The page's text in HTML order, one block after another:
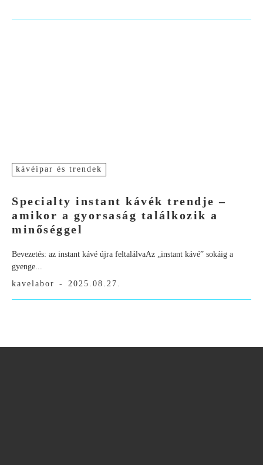
kávéipar és trendek
Specialty instant kávék trendje –
amikor a gyorsaság találkozik a
minőséggel
Bevezetés: az instant kávé újra feltalálvaAz „instant kávé” sokáig a
gyenge...
kavelabor
- 2025.08.27.